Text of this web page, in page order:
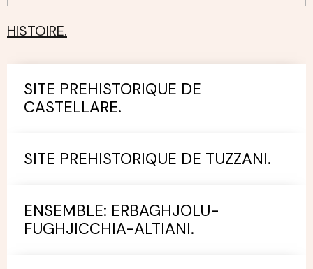
HISTOIRE.
SITE PREHISTORIQUE DE
CASTELLARE.
SITE PREHISTORIQUE DE TUZZANI.
ENSEMBLE: ERBAGHJOLU-
FUGHJICCHIA-ALTIANI.